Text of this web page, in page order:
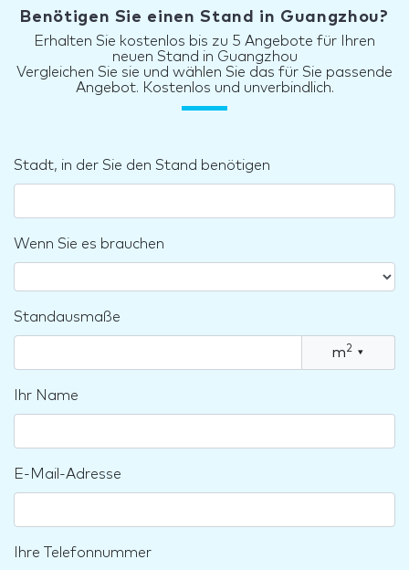
Benötigen Sie einen Stand in Guangzhou?
Erhalten Sie kostenlos bis zu 5 Angebote für Ihren
neuen Stand in Guangzhou
Vergleichen Sie sie und wählen Sie das für Sie passende
Angebot. Kostenlos und unverbindlich.
Stadt, in der Sie den Stand benötigen
Wenn Sie es brauchen
Standausmaße
m2 ▾
Ihr Name
E-Mail-Adresse
Ihre Telefonnummer